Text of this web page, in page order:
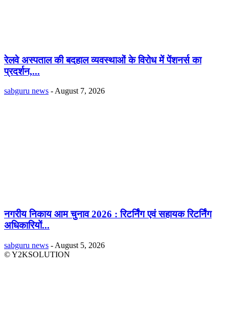
रेलवे अस्पताल की बदहाल व्यवस्थाओं के विरोध में पेंशनर्स का
प्रदर्शन,...
sabguru news - August 7, 2026
नगरीय निकाय आम चुनाव 2026 : रिटर्निंग एवं सहायक रिटर्निंग
अधिकारियों...
sabguru news - August 5, 2026
© Y2KSOLUTION